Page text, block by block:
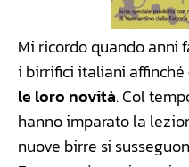
Mi ricordo quando anni
i birrifici italiani affinché
le loro novità. Col
hanno imparato la
nuove birre si